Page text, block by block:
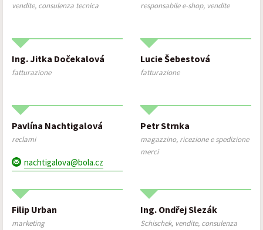
vendite, consulenza tecnica responsabile e-shop, vendite
Ing. Jitka Dočekalová
fatturazione
Lucie Šebestová
fatturazione
Pavlína Nachtigalová
reclami
nachtigalova@bola.cz
Petr Strnka
magazzino, ricezione e spedizione
merci
Filip Urban
marketing
Ing. Ondřej Slezák
Schischek, vendite, consulenza